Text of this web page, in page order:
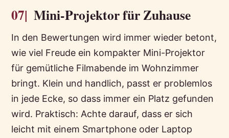
07| Mini-Projektor für Zuhause
In den Bewertungen wird immer wieder betont,
wie viel Freude ein kompakter Mini-Projektor
für gemütliche Filmabende im Wohnzimmer
bringt. Klein und handlich, passt er problemlos
in jede Ecke, so dass immer ein Platz gefunden
wird. Praktisch: Achte darauf, dass er sich
leicht mit einem Smartphone oder Laptop